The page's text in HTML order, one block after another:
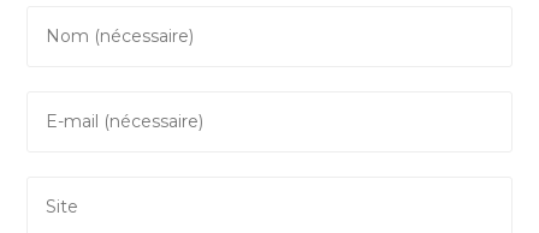
your
comment
your
address
l’URL